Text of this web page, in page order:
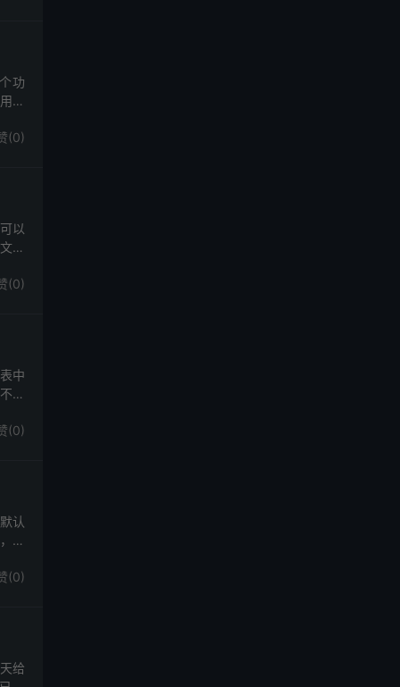
功
率
(0)
以
章
(0)
中
小
(0)
认
只
(0)
给